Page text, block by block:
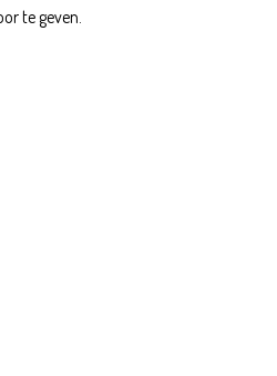
te geven.